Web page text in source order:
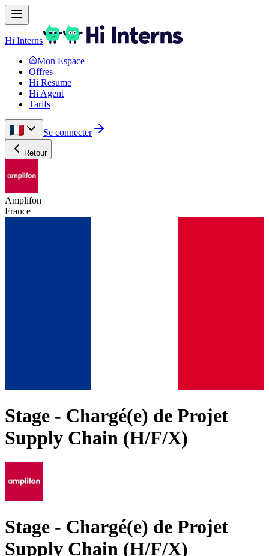
Hi Interns
Mon Espace
Offres
Hi Resume
Hi Agent
Tarifs
Se connecter
Retour
Amplifon
France
Stage - Chargé(e) de Projet
Supply Chain (H/F/X)
Stage - Chargé(e) de Projet
Supply Chain (H/F/X)